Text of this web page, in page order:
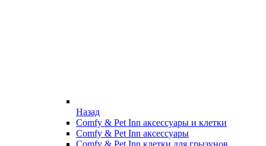
Назад
Comfy & Pet Inn аксессуары и клетки
Comfy & Pet Inn аксессуары
Comfy & Pet Inn клетки для грызунов